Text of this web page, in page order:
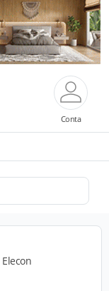
Conta
Elecon